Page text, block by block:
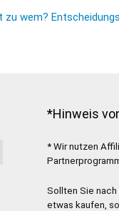
wem?
*Hinweis
* Wir nutzen
Sollten Sie
etwas kaufen,